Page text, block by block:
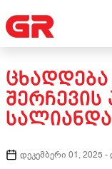
ᲨᲔᲠᲩᲔᲕᲘᲡ
დეკემბერი 01, 2025 -